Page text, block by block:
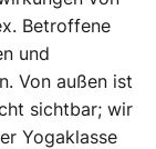
Betroffene
und
Von außen ist
sichtbar; wir
Yogaklasse